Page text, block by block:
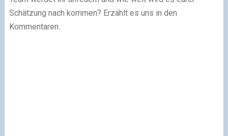
Schätzung nach kommen? Erzählt es uns in den
Kommentaren.